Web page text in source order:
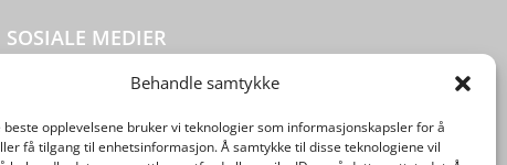
Behandle samtykke
beste opplevelsene bruker vi teknologier som informasjonskapsler for å
få tilgang til enhetsinformasjon. Å samtykke til disse teknologiene vil
SOSIALE MEDIER